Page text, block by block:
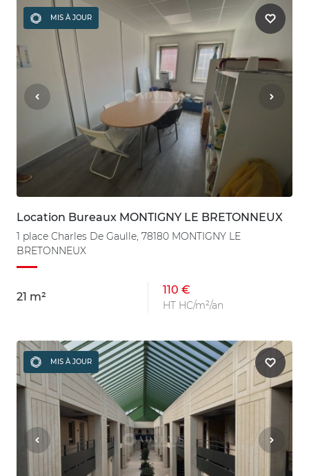
MIS À JOUR
Location Bureaux MONTIGNY LE BRETONNEUX
1 place Charles De Gaulle, 78180 MONTIGNY LE
BRETONNEUX
21 m²
110 €
HT HC/m²/an
MIS À JOUR